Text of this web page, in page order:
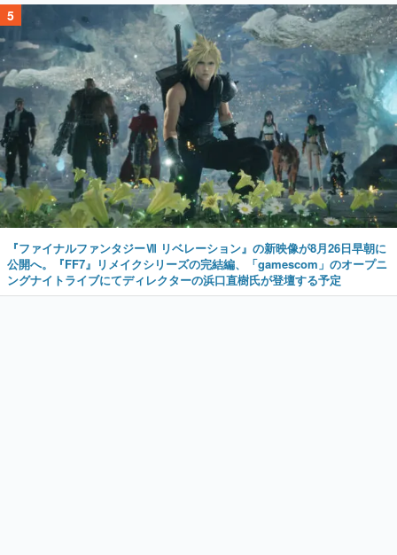
5
『ファイナルファンタジーⅦ リベレーション』の新映像が8月26日早朝に
公開へ。『FF7』リメイクシリーズの完結編、「gamescom」のオープニ
ングナイトライブにてディレクターの浜口直樹氏が登壇する予定